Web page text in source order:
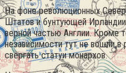
На фоне революционных
Штатов и бунтующей
верной частью Англии. Кроме
независимости тут не вошли в
свергать статуи монархов.